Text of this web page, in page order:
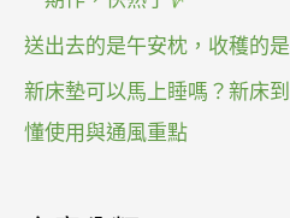
送出去的是午安枕，收穫的
新床墊可以馬上睡嗎？新床
懂使用與通風重點